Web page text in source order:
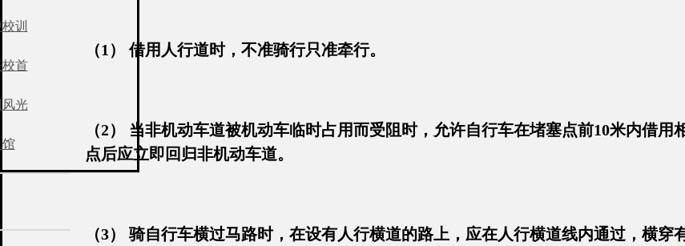
（1） 借用人行道时，不准骑行只准牵行。
（2） 当非机动车道被机动车临时占用而受阻时，允许自行车在堵塞点前10米内借用
点后应立即回归非机动车道。
（3） 骑自行车横过马路时，在设有人行横道的路上，应在人行横道线内通过，横穿
训
首
光